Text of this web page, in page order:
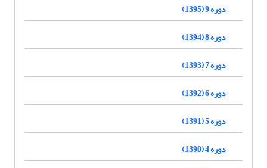
دوره 9 (1395)
دوره 8 (1394)
دوره 7 (1393)
دوره 6 (1392)
دوره 5 (1391)
دوره 4 (1390)